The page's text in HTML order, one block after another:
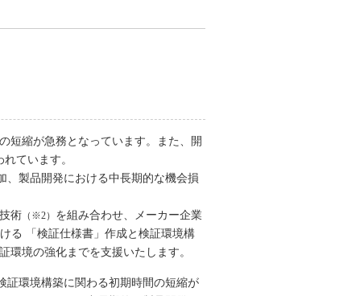
短縮が急務となっています。また、開
ています。
、製品開発における中長期的な機会損
術 （※2） を組み合わせ、メーカー企業
る 「検証仕様書」作成と検証環境構
境の強化までを支援いたします。
証環境構築に関わる初期時間の短縮が